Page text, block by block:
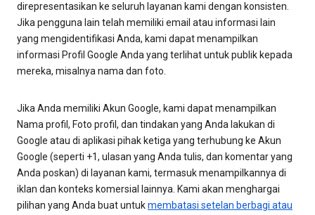
direpresentasikan ke seluruh layanan kami dengan konsisten.
Jika pengguna lain telah memiliki email atau informasi lain
yang mengidentifikasi Anda, kami dapat menampilkan
informasi Profil Google Anda yang terlihat untuk publik kepada
mereka, misalnya nama dan foto.
Jika Anda memiliki Akun Google, kami dapat menampilkan
Nama profil, Foto profil, dan tindakan yang Anda lakukan di
Google atau di aplikasi pihak ketiga yang terhubung ke Akun
Google (seperti +1, ulasan yang Anda tulis, dan komentar yang
Anda poskan) di layanan kami, termasuk menampilkannya di
iklan dan konteks komersial lainnya. Kami akan menghargai
pilihan yang Anda buat untukmembatasi setelan berbagi atau